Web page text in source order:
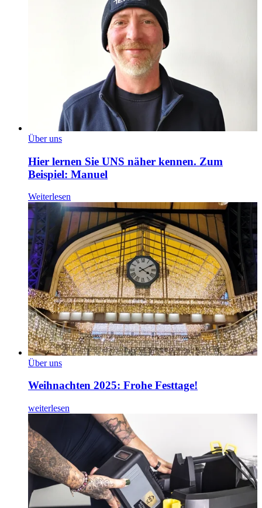
Über uns
Hier lernen Sie UNS näher kennen. Zum
Beispiel: Manuel
Weiterlesen
Über uns
Weihnachten 2025: Frohe Festtage!
weiterlesen